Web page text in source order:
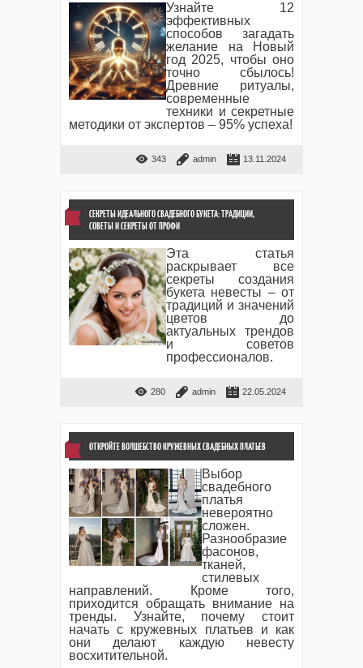
Узнайте 12
эффективных
способов загадать
желание на Новый
год 2025, чтобы оно
точно сбылось!
Древние ритуалы,
современные
техники и секретные
методики от экспертов – 95% успеха!
343 admin 13.11.2024
СЕКРЕТЫ ИДЕАЛЬНОГО СВАДЕБНОГО БУКЕТА: ТРАДИЦИИ,
СОВЕТЫ И СЕКРЕТЫ ОТ ПРОФИ
Эта статья
раскрывает все
секреты создания
букета невесты – от
традиций и значений
цветов до
актуальных трендов
и советов
профессионалов.
280 admin 22.05.2024
ОТКРОЙТЕ ВОЛШЕБСТВО КРУЖЕВНЫХ СВАДЕБНЫХ ПЛАТЬЕВ
Выбор
свадебного
платья
невероятно
сложен.
Разнообразие
фасонов,
тканей,
стилевых
направлений. Кроме того,
приходится обращать внимание на
тренды. Узнайте, почему стоит
начать с кружевных платьев и как
они делают каждую невесту
восхитительной.